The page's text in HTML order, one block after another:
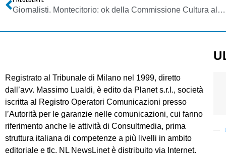
Giornalisti. Montecitorio: ok della Commissione Cultura alla riforma dell’Ordine. Sarà approvata in sede legislativa
Registrato al Tribunale di Milano nel 1999, diretto
dall’avv. Massimo Lualdi, è edito da Planet s.r.l., società
iscritta al Registro Operatori Comunicazioni presso
l’Autorità per le garanzie nelle comunicazioni, cui fanno
riferimento anche le attività di Consultmedia, prima
struttura italiana di competenze a più livelli in ambito
editoriale e tlc. NL NewsLinet è distribuito via Internet.